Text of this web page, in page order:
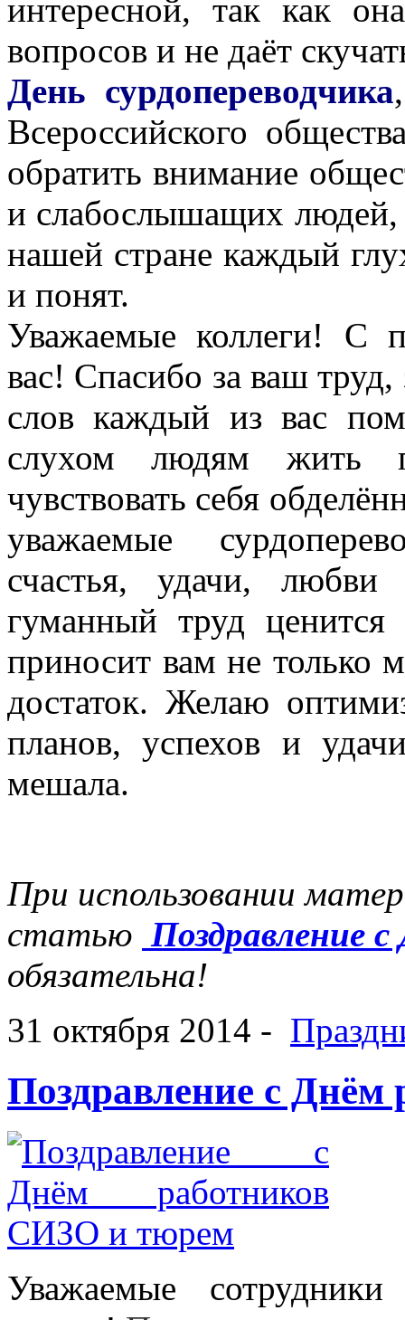
интересной, так как
вопросов и не даёт
День сурдопереводчика
Всероссийского
обратить внимание
и слабослышащих людей,
нашей стране каждый
и понят.
Уважаемые коллеги! С
вас! Спасибо за ваш
слов каждый из вас
слухом людям жить
чувствовать себя
уважаемые
счастья, удачи,
гуманный труд
приносит вам не только
достаток. Желаю
планов, успехов и
мешала.
При использовании
статью Поздравление с
обязательна!
31 октября 2014 -
Поздравление с
Уважаемые